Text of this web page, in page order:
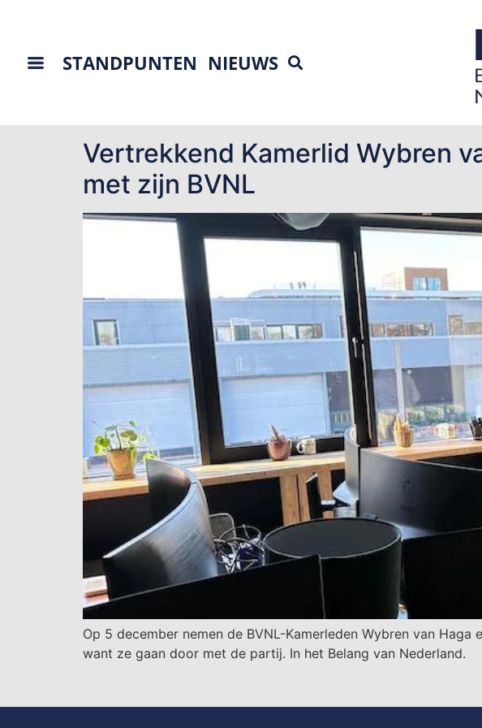
STANDPUNTEN NIEUWS
Vertrekkend Kamerlid Wybren
met zijn BVNL
Op 5 december nemen de BVNL-Kamerleden Wybren van
want ze gaan door met de partij. In het Belang van Nederland.